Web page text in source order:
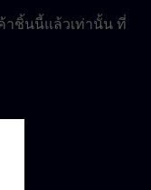
าชิ้นนี้แล้วเท่านั้น ที่